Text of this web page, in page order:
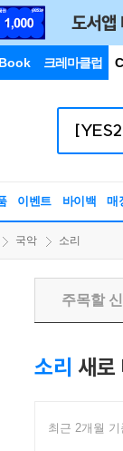
크레마클럽
이벤트 바이백 매
국악 소리
주목할
소리 새로
최근 2개월